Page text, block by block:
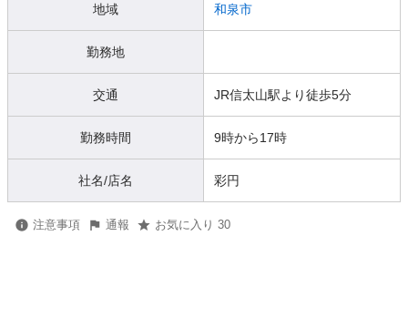
地域 和泉市
勤務地
交通 JR信太山駅より徒歩5分
勤務時間 9時から17時
社名/店名 彩円
注意事項 通報 お気に入り 30